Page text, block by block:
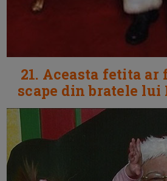
21. Aceasta fetita ar
scape din bratele lui